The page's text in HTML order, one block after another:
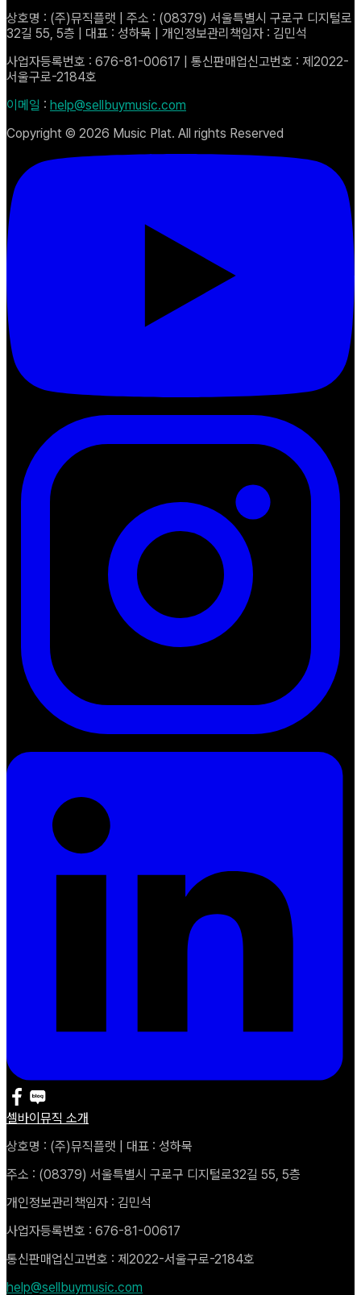
상호명 : (주)뮤직플랫 | 주소 : (08379) 서울특별시 구로구 디지털로
32길 55, 5층 | 대표 : 성하묵 | 개인정보관리책임자 : 김민석
사업자등록번호 : 676-81-00617 | 통신판매업신고번호 : 제2022-
서울구로-2184호
이메일 : help@sellbuymusic.com
Copyright © 2026 Music Plat. All rights Reserved
셀바이뮤직 소개
상호명 : (주)뮤직플랫 | 대표 : 성하묵
주소 : (08379) 서울특별시 구로구 디지털로32길 55, 5층
개인정보관리책임자 : 김민석
사업자등록번호 : 676-81-00617
통신판매업신고번호 : 제2022-서울구로-2184호
help@sellbuymusic.com